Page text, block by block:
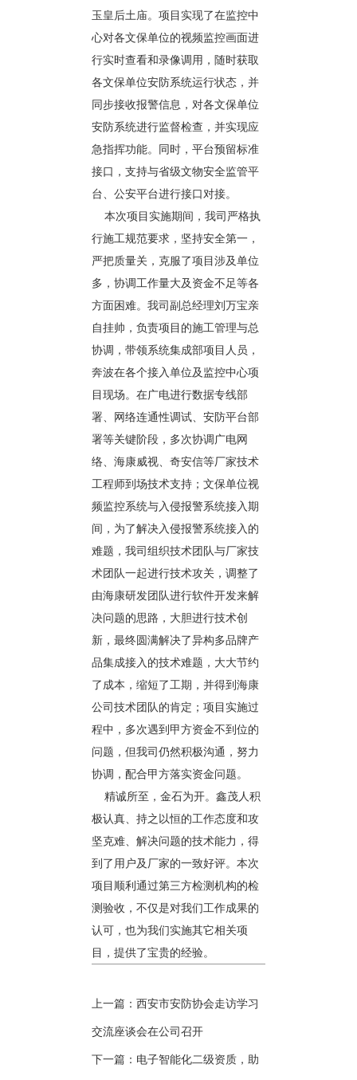
玉皇后土庙。项目实现了在监控中
心对各文保单位的视频监控画面进
行实时查看和录像调用，随时获取
各文保单位安防系统运行状态，并
同步接收报警信息，对各文保单位
安防系统进行监督检查，并实现应
急指挥功能。同时，平台预留标准
接口，支持与省级文物安全监管平
台、公安平台进行接口对接。
本次项目实施期间，我司严格执
行施工规范要求，坚持安全第一，
严把质量关，克服了项目涉及单位
多，协调工作量大及资金不足等各
方面困难。我司副总经理刘万宝亲
自挂帅，负责项目的施工管理与总
协调，带领系统集成部项目人员，
奔波在各个接入单位及监控中心项
目现场。在广电进行数据专线部
署、网络连通性调试、安防平台部
署等关键阶段，多次协调广电网
络、海康威视、奇安信等厂家技术
工程师到场技术支持；文保单位视
频监控系统与入侵报警系统接入期
间，为了解决入侵报警系统接入的
难题，我司组织技术团队与厂家技
术团队一起进行技术攻关，调整了
由海康研发团队进行软件开发来解
决问题的思路，大胆进行技术创
新，最终圆满解决了异构多品牌产
品集成接入的技术难题，大大节约
了成本，缩短了工期，并得到海康
公司技术团队的肯定；项目实施过
程中，多次遇到甲方资金不到位的
问题，但我司仍然积极沟通，努力
协调，配合甲方落实资金问题。
精诚所至，金石为开。鑫茂人积
极认真、持之以恒的工作态度和攻
坚克难、解决问题的技术能力，得
到了用户及厂家的一致好评。本次
项目顺利通过第三方检测机构的检
测验收，不仅是对我们工作成果的
认可，也为我们实施其它相关项
目，提供了宝贵的经验。
上一篇： 西安市安防协会走访学习
交流座谈会在公司召开
下一篇： 电子智能化二级资质，助